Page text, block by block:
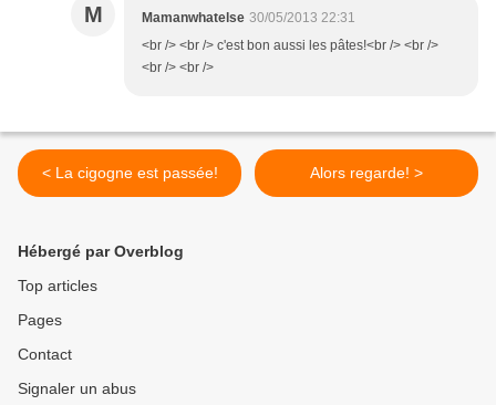
M Mamanwhatelse 30/05/2013 22:31
<br /> <br /> c'est bon aussi les pâtes!<br /> <br />
<br /> <br />
< La cigogne est passée! Alors regarde! >
Hébergé par Overblog
Top articles
Pages
Contact
Signaler un abus